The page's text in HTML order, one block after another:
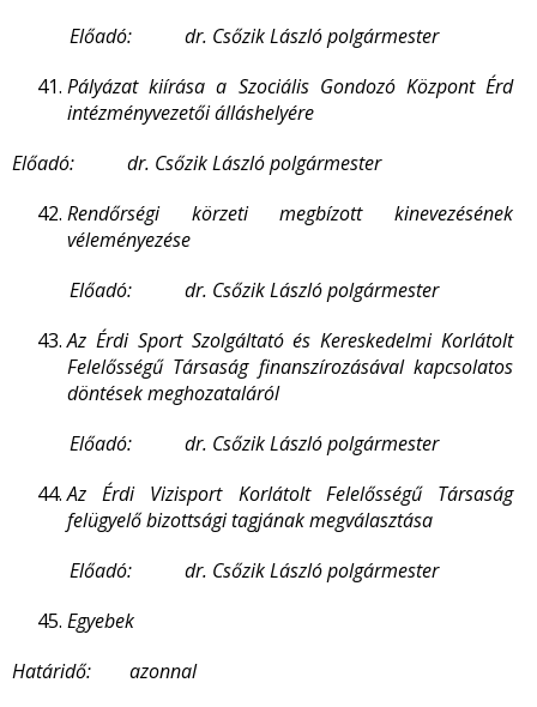
Előadó: dr. Csőzik László polgármester
Pályázat kiírása a Szociális Gondozó Központ Érd
intézményvezetői álláshelyére
Előadó: dr. Csőzik László polgármester
Rendőrségi körzeti megbízott kinevezésének
véleményezése
Előadó: dr. Csőzik László polgármester
Az Érdi Sport Szolgáltató és Kereskedelmi Korlátolt
Felelősségű Társaság finanszírozásával kapcsolatos
döntések meghozataláról
Előadó: dr. Csőzik László polgármester
Az Érdi Vizisport Korlátolt Felelősségű Társaság
felügyelő bizottsági tagjának megválasztása
Előadó: dr. Csőzik László polgármester
Egyebek
Határidő: azonnal